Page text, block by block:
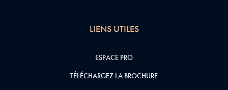
LIENS UTILES
ESPACE PRO
TÉLÉCHARGEZ LA BROCHURE